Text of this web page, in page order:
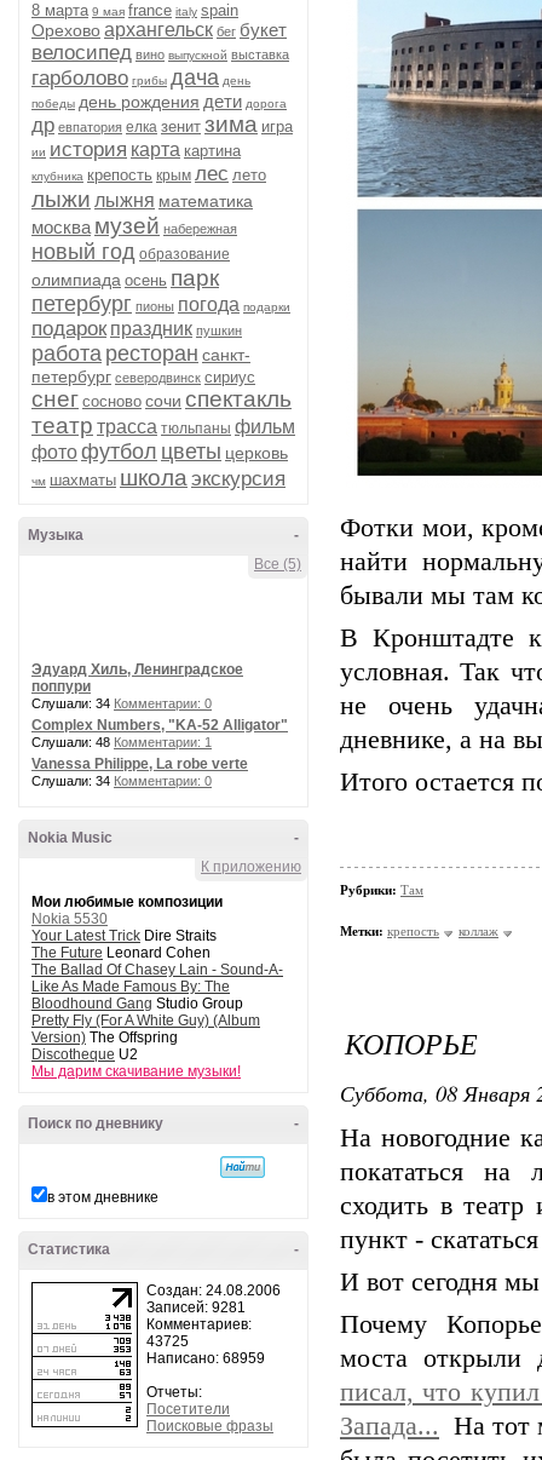
8 марта 9 мая france italy spain
Ореховоархангельск бег букет
велосипед вино выпускной выставка
гарболово грибы дача день
победы день рождения дети дорога
др евпатория елка зенит зима игра
ии история карта картина
клубника крепость крым лес лето
лыжи лыжня математика
москва музей набережная
новый год образование
олимпиада осень парк
петербург пионы погода подарки
подарок праздник пушкин
работа ресторан санкт-
петербург северодвинск сириус
снег сосново сочи спектакль
театр трасса тюльпаны фильм
фотофутбол цветы церковь
чм шахматы школа экскурсия
-
Музыка
Все (5)
Эдуард Хиль, Ленинградское
поппури
Слушали: 34 Комментарии: 0
Complex Numbers, "KA-52 Alligator"
Слушали: 48 Комментарии: 1
Vanessa Philippe, La robe verte
Слушали: 34 Комментарии: 0
-
Nokia Music
К приложению
Мои любимые композиции
Nokia 5530
Your Latest Trick Dire Straits
The Future Leonard Cohen
The Ballad Of Chasey Lain - Sound-A-
Like As Made Famous By: The
Bloodhound Gang Studio Group
Pretty Fly (For A White Guy) (Album
Version) The Offspring
Discotheque U2
Мы дарим скачивание музыки!
-
Поиск по дневнику
в этом дневнике
-
Статистика
Создан: 24.08.2006
Записей: 9281
Комментариев:
43725
Написано: 68959
Отчеты:
Посетители
Поисковые фразы
Фотки мои,
найти
бывали мы там
В Кронштадте
условная. Так
не очень
дневнике, а на
Итого остается
Рубрики: Там
Метки: крепость коллаж
КОПОРЬЕ
Суббота, 08 Января
На новогодние
покататься на
сходить в
пункт -
И вот сегодня
Почему
моста открыли
писал, что
Запада... На тот